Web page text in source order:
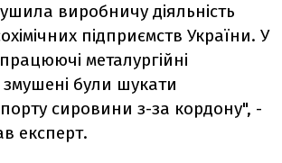
виробничу діяльність
підприємств України. У
металургійні
змушені були шукати
сировини з-за кордону", -
експерт.